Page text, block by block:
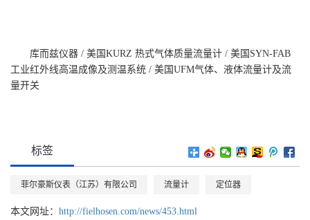
库而兹仪器 / 美国KURZ 热式气体质量流量计 / 美国SYN-FAB
工业红外线高温成像及测温系统 / 美国UFM气体、液体流量计及流
量开关
标签
菲尔豪斯仪表（江苏）有限公司 流量计 定位器
本文网址： http://fielhosen.com/news/453.html